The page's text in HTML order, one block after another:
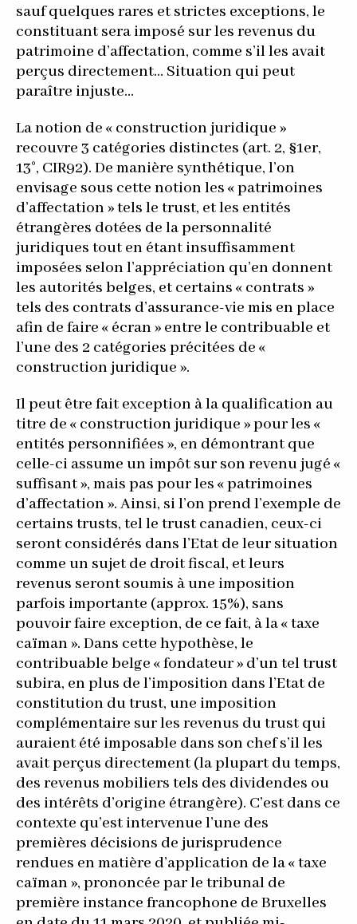
sauf quelques rares et strictes exceptions, le
constituant sera imposé sur les revenus du
patrimoine d’affectation, comme s’il les avait
perçus directement… Situation qui peut
paraître injuste…
La notion de « construction juridique »
recouvre 3 catégories distinctes (art. 2, §1er,
13°, CIR92). De manière synthétique, l’on
envisage sous cette notion les « patrimoines
d’affectation » tels le trust, et les entités
étrangères dotées de la personnalité
juridiques tout en étant insuffisamment
imposées selon l’appréciation qu’en donnent
les autorités belges, et certains « contrats »
tels des contrats d’assurance-vie mis en place
afin de faire « écran » entre le contribuable et
l’une des 2 catégories précitées de «
construction juridique ».
Il peut être fait exception à la qualification au
titre de « construction juridique » pour les «
entités personnifiées », en démontrant que
celle-ci assume un impôt sur son revenu jugé «
suffisant », mais pas pour les « patrimoines
d’affectation ». Ainsi, si l’on prend l’exemple de
certains trusts, tel le trust canadien, ceux-ci
seront considérés dans l’Etat de leur situation
comme un sujet de droit fiscal, et leurs
revenus seront soumis à une imposition
parfois importante (approx. 15%), sans
pouvoir faire exception, de ce fait, à la « taxe
caïman ». Dans cette hypothèse, le
contribuable belge « fondateur » d’un tel trust
subira, en plus de l’imposition dans l’Etat de
constitution du trust, une imposition
complémentaire sur les revenus du trust qui
auraient été imposable dans son chef s’il les
avait perçus directement (la plupart du temps,
des revenus mobiliers tels des dividendes ou
des intérêts d’origine étrangère). C’est dans ce
contexte qu’est intervenue l’une des
premières décisions de jurisprudence
rendues en matière d’application de la « taxe
caïman », prononcée par le tribunal de
première instance francophone de Bruxelles